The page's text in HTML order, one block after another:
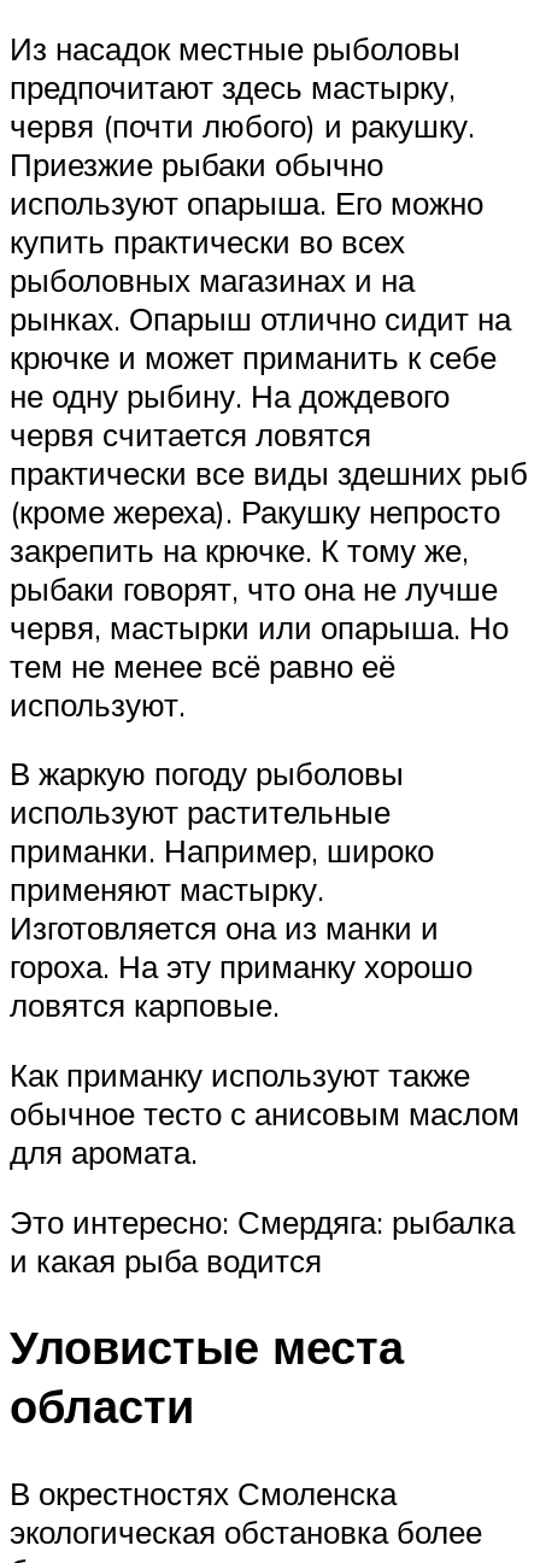
Из насадок местные рыболовы
предпочитают здесь мастырку,
червя (почти любого) и ракушку.
Приезжие рыбаки обычно
используют опарыша. Его можно
купить практически во всех
рыболовных магазинах и на
рынках. Опарыш отлично сидит на
крючке и может приманить к себе
не одну рыбину. На дождевого
червя считается ловятся
практически все виды здешних рыб
(кроме жереха). Ракушку непросто
закрепить на крючке. К тому же,
рыбаки говорят, что она не лучше
червя, мастырки или опарыша. Но
тем не менее всё равно её
используют.
В жаркую погоду рыболовы
используют растительные
приманки. Например, широко
применяют мастырку.
Изготовляется она из манки и
гороха. На эту приманку хорошо
ловятся карповые.
Как приманку используют также
обычное тесто с анисовым маслом
для аромата.
Это интересно: Смердяга: рыбалка
и какая рыба водится
Уловистые места
области
В окрестностях Смоленска
экологическая обстановка более